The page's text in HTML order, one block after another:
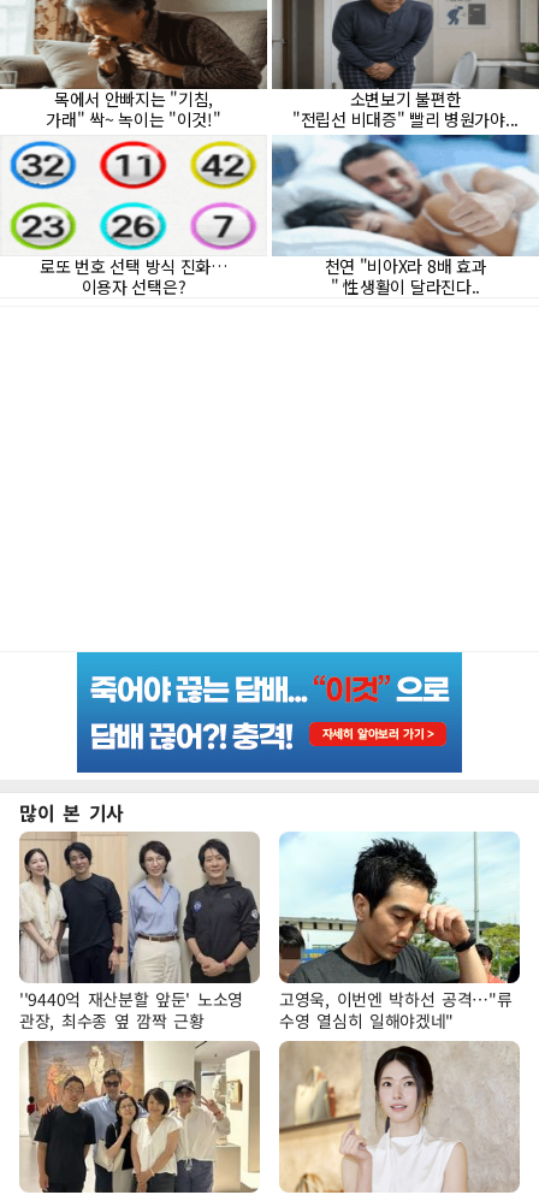
많이 본 기사
''9440억 재산분할 앞둔' 노소영
관장, 최수종 옆 깜짝 근황
고영욱, 이번엔 박하선 공격…"류
수영 열심히 일해야겠네"